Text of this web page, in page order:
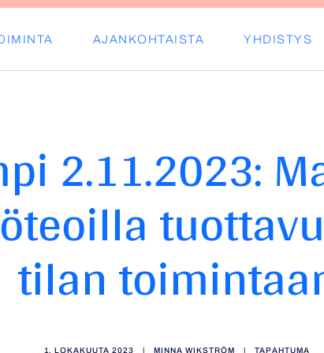
ry
AJANKOHTAISTA YHDISTYS
2.11.2023:
tilan
1. LOKAKUUTA 2023 | MINNA WIKSTRÖM | TAPAHTUMA